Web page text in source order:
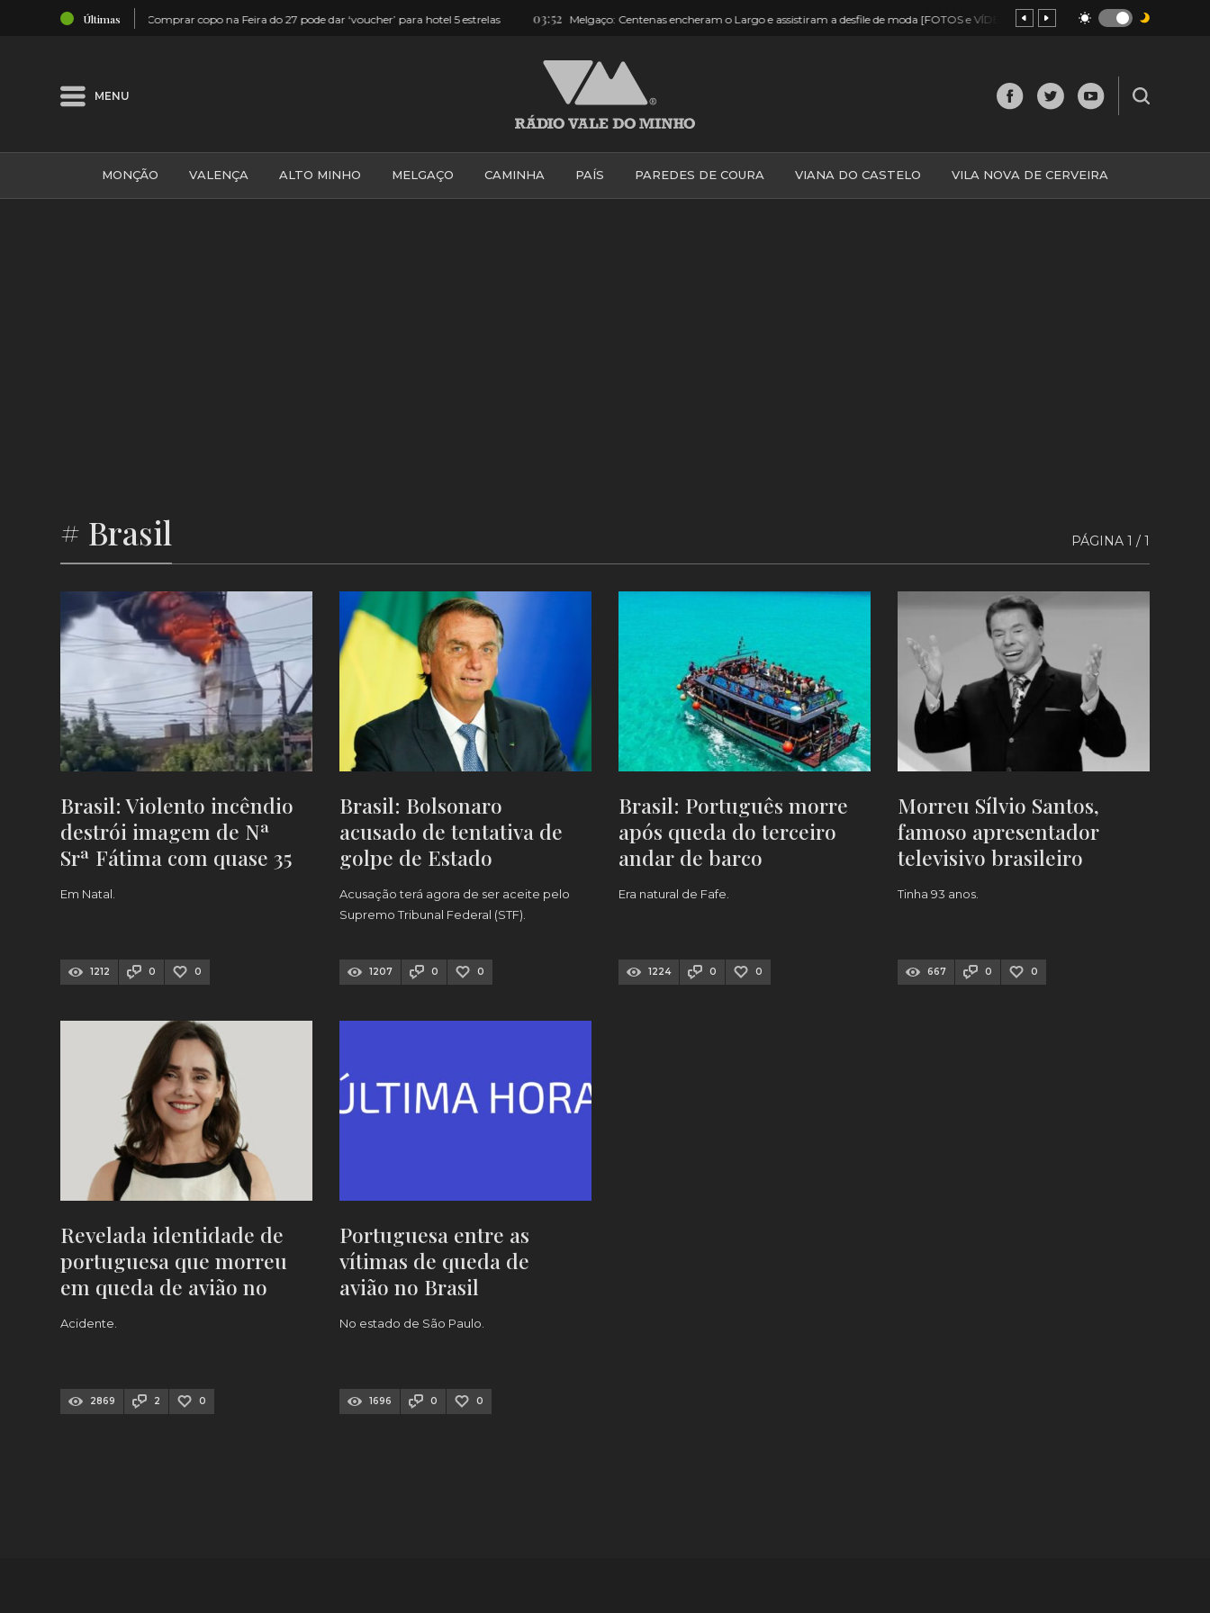
Últimas
para hotel 5 estrelas 03:52 Melgaço: Centenas encheram o Largo e assistiram a desfile de moda [FOTOS e VÍDEOS] 19:26 Monção: Andavam a roubar lojas. Foram apanhados em hipermercado 19:18 Monção:
MENU
MONÇÃO VALENÇA ALTO MINHO MELGAÇO CAMINHA PAÍS PAREDES DE COURA VIANA DO CASTELO VILA NOVA DE CERVEIRA
# Brasil PÁGINA 1 / 1
Brasil: Violento incêndio
destrói imagem de Nª
Srª Fátima com quase 35
metros de altura
Em Natal.
1212 0 0
Brasil: Bolsonaro
acusado de tentativa de
golpe de Estado
Acusação terá agora de ser aceite pelo
Supremo Tribunal Federal (STF).
1207 0 0
Brasil: Português morre
após queda do terceiro
andar de barco
Era natural de Fafe.
1224 0 0
Morreu Sílvio Santos,
famoso apresentador
televisivo brasileiro
Tinha 93 anos.
667 0 0
Revelada identidade de
portuguesa que morreu
em queda de avião no
Brasil
Acidente.
2869 2 0
Portuguesa entre as
vítimas de queda de
avião no Brasil
No estado de São Paulo.
1696 0 0